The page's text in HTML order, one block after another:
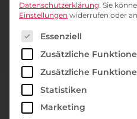
Datenschutzerklärung. Sie
Einstellungen widerrufen oder
Es folgt eine Liste der
Essenziell
Zusätzliche
Zusätzliche
Statistiken
Marketing